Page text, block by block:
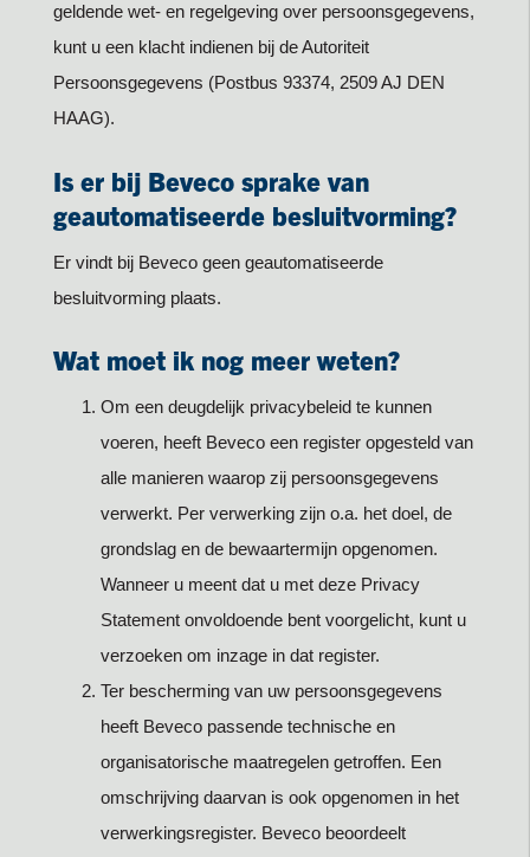
geldende wet- en regelgeving over persoonsgegevens,
kunt u een klacht indienen bij de Autoriteit
Persoonsgegevens (Postbus 93374, 2509 AJ DEN
HAAG).
Is er bij Beveco sprake van
geautomatiseerde besluitvorming?
Er vindt bij Beveco geen geautomatiseerde
besluitvorming plaats.
Wat moet ik nog meer weten?
Om een deugdelijk privacybeleid te kunnen
voeren, heeft Beveco een register opgesteld van
alle manieren waarop zij persoonsgegevens
verwerkt. Per verwerking zijn o.a. het doel, de
grondslag en de bewaartermijn opgenomen.
Wanneer u meent dat u met deze Privacy
Statement onvoldoende bent voorgelicht, kunt u
verzoeken om inzage in dat register.
Ter bescherming van uw persoonsgegevens
heeft Beveco passende technische en
organisatorische maatregelen getroffen. Een
omschrijving daarvan is ook opgenomen in het
verwerkingsregister. Beveco beoordeelt